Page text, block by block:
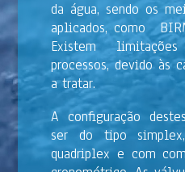
da água, sendo os
aplicados, como
Existem
processos, devido às
a tratar.
A configuração
ser do tipo
quadriplex e com